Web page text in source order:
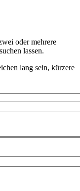
oder mehrere
lassen.
lang sein, kürzere